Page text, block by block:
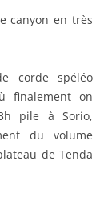
canyon en très
corde spéléo
finalement on
pile à Sorio,
du volume
de Tenda